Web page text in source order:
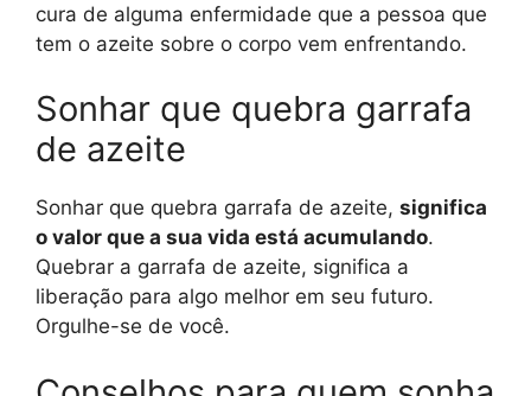
cura de alguma enfermidade que a pessoa que
tem o azeite sobre o corpo vem enfrentando.
Sonhar que quebra garrafa
de azeite
Sonhar que quebra garrafa de azeite, significa
o valor que a sua vida está acumulando.
Quebrar a garrafa de azeite, significa a
liberação para algo melhor em seu futuro.
Orgulhe-se de você.